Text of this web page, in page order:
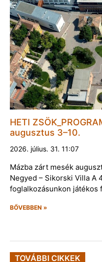
HETI
augusztus 3–10.
2026. július. 31. 11:07
Mázba zárt mesék
Negyed – Sikorski Villa A
foglalkozásunkon játékos
BŐVEBBEN »
TOVÁBBI CIKKEK